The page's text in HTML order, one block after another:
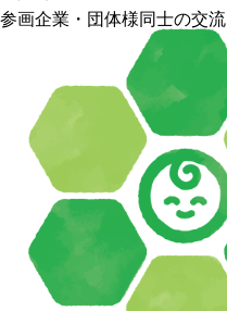
参画企業・団体様同士の交